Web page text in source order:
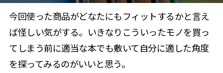
今回使った商品がどなたにもフィットするかと言え
ば怪しい気がする。いきなりこういったモノを買っ
てしまう前に適当な本でも敷いて自分に適した角度
を探ってみるのがいいと思う。